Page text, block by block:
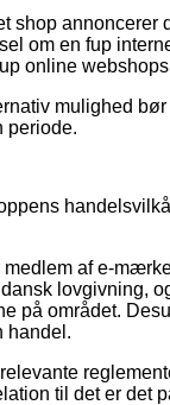
shop annoncerer
om en fup
online
mulighed
periode.
af e-
lovgivning,
på området.
handel.
til det er det